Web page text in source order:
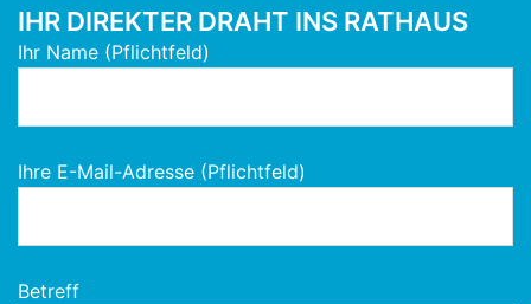
IHR DIREKTER DRAHT INS RATHAUS
Ihr Name (Pflichtfeld)
Ihre E-Mail-Adresse (Pflichtfeld)
Betreff